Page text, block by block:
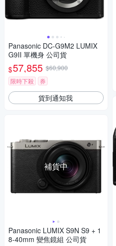
Panasonic DC-G9M2 LUMIX
G9II 單機身 公司貨
$57,855 $60,900
限時下殺
券
貨到通知我
補貨中
Panasonic LUMIX S9N S9 + 1
8-40mm 變焦鏡組 公司貨